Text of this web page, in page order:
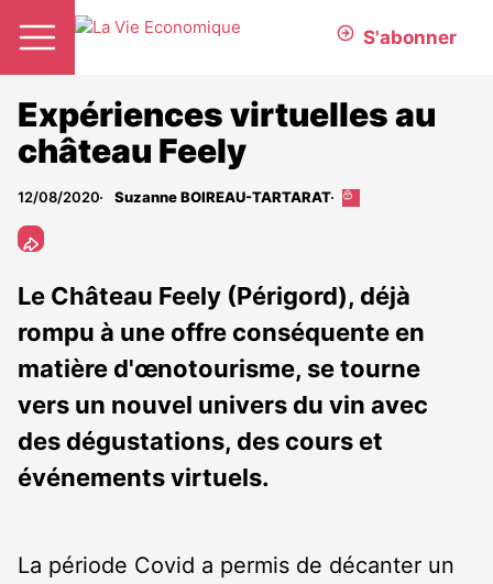
S'abonner
Expériences virtuelles au
château Feely
12/08/2020 Suzanne BOIREAU-TARTARAT
Cet
aux
abonnés
Le Château Feely (Périgord), déjà
rompu à une offre conséquente en
matière d'œnotourisme, se tourne
vers un nouvel univers du vin avec
des dégustations, des cours et
événements virtuels.
La période Covid a permis de décanter un